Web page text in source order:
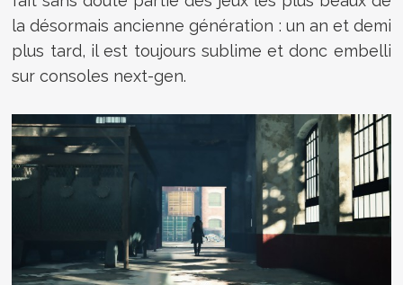
la désormais ancienne génération : un an et demi
plus tard, il est toujours sublime et donc embelli
sur consoles next-gen.